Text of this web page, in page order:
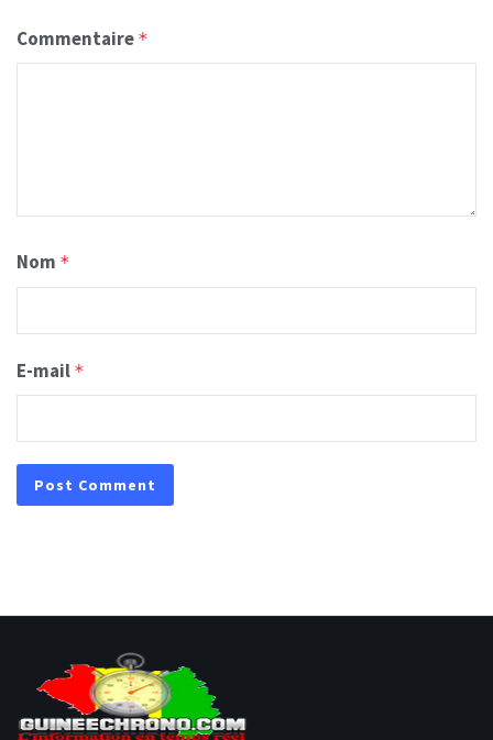
Commentaire *
Nom *
E-mail *